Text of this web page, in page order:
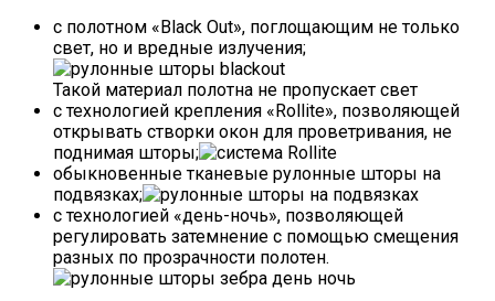
с полотном «Black Out», поглощающим не только
свет, но и вредные излучения;
Такой материал полотна не пропускает свет
с технологией крепления «Rollite», позволяющей
открывать створки окон для проветривания, не
поднимая шторы;
обыкновенные тканевые рулонные шторы на
подвязках;
с технологией «день-ночь», позволяющей
регулировать затемнение с помощью смещения
разных по прозрачности полотен.